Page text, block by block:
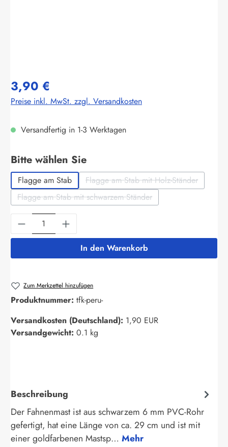
3,90 €
Preise inkl. MwSt. zzgl. Versandkosten
Versandfertig in 1-3 Werktagen
Bitte wählen Sieauswählen
Flagge am Stab Flagge am Stab mit Holz-Ständer
(Diese Option ist zurzeit
Flagge am Stab mit schwarzem Ständer
(Diese Option ist zurzeit nicht verfügbar.)
Produkt Anzahl: Gib den gewünschten
In den Warenkorb
Zum Merkzettel hinzufügen
Produktnummer: tfk-peru-
Versandkosten (Deutschland): 1,90 EUR
Versandgewicht: 0.1 kg
Beschreibung
Der Fahnenmast ist aus schwarzem 6 mm PVC-Rohr
gefertigt, hat eine Länge von ca. 29 cm und ist mit
einer goldfarbenen Mastsp… Mehr